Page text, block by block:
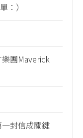
：）
團Maverick
封信成關鍵